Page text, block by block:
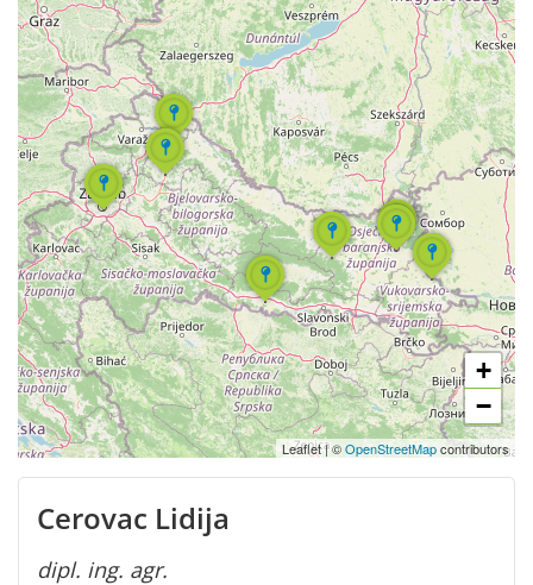
Cerovac Lidija
dipl. ing. agr.
+
−
Leaflet|©OpenStreetMapcontributors